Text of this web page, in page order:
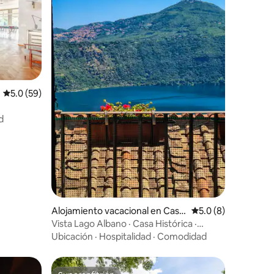
Calificación promedio: 5.0 de 5, 59 reseñas
5.0 (59)
Alojamiento vacacional en Cast
el Gandolfo
Calificación
5.0 (8)
Vista Lago Albano · Casa Histórica ·
Familias
Ubicación · Hospitalidad · Comodidad